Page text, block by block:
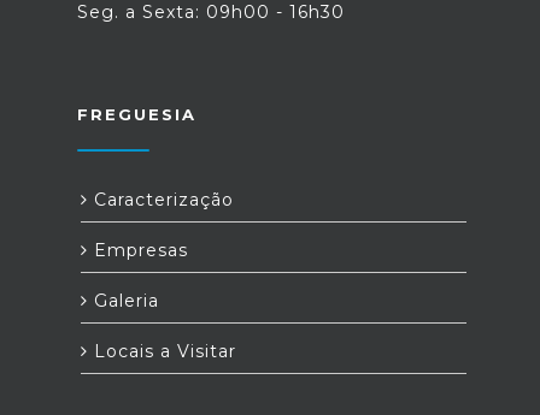
Seg. a Sexta: 09h00 - 16h30
FREGUESIA
Caracterização
Empresas
Galeria
Locais a Visitar